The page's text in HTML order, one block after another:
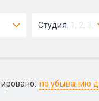
Студия, 1, 2, 3,
по убыванию